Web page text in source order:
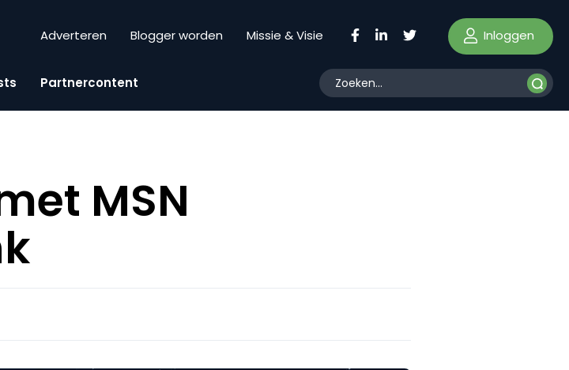
Adverteren Blogger worden Missie & Visie Inloggen
Partnercontent
MSN